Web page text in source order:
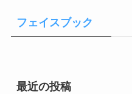
フェイスブック
最近の投稿